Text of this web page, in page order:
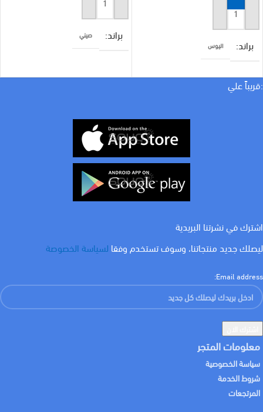
إضافة إلى السلة
براند اليوس
COLOR اسود
إضافة إلى السلة
براند صيني
:قريباً علي
اشترك في نشرتنا البريدية
ليصلك جديد منتجاتنا، وسوف تستخدم وفقا لسياسة الخصوصة
Email address:
معلومات المتجر
سياسة الخصوصية
شروط الخدمة
المرتجعات